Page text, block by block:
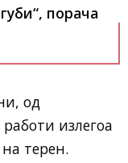
порача
од
излегоа
терен.